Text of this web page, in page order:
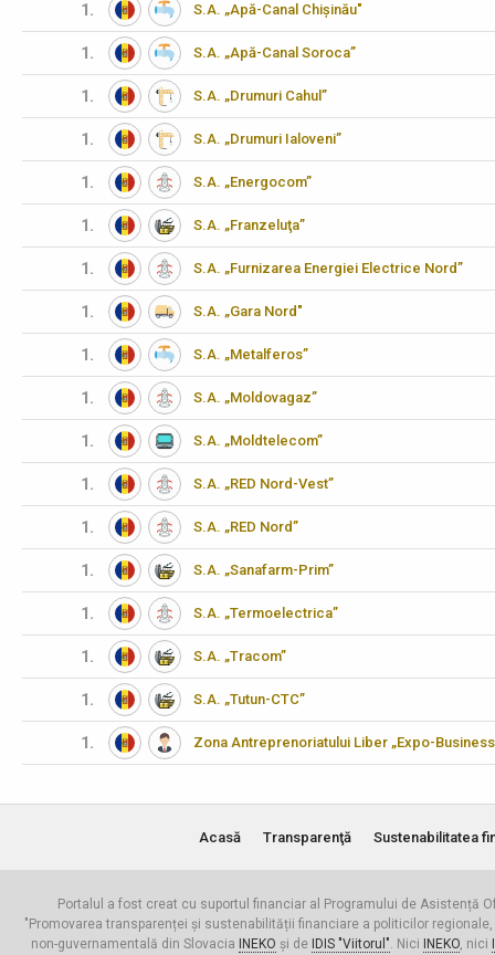
1. S.A. „Apă-Canal Chișinău"
1. S.A. „Apă-Canal Soroca”
1. S.A. „Drumuri Cahul”
1. S.A. „Drumuri Ialoveni”
1. S.A. „Energocom”
1. S.A. „Franzeluţa”
1. S.A. „Furnizarea Energiei Electrice Nord”
1. S.A. „Gara Nord"
1. S.A. „Metalferos”
1. S.A. „Moldovagaz”
1. S.A. „Moldtelecom”
1. S.A. „RED Nord-Vest”
1. S.A. „RED Nord”
1. S.A. „Sanafarm-Prim”
1. S.A. „Termoelectrica”
1. S.A. „Tracom”
1. S.A. „Tutun-CTC”
1. Zona Antreprenoriatului Liber „Expo-
Acasă Transparenţă Sustenabilitatea
Portalul a fost creat cu suportul financiar al Programului de Asistență
"Promovarea transparenței și sustenabilității financiare a politicilor
non-guvernamentală din Slovacia
INEKO și de IDIS "Viitorul". Nici INEKO, nici